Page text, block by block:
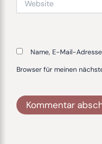
Name, E-Mail-
Browser für meinen